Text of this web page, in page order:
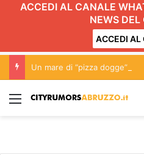
ACCEDI AL CANALE
NEWS DEL
ACCEDI AL
Un mare di “pizza dogge”:
Menu